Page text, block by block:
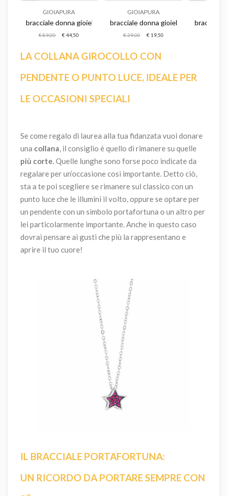
gioiello donna happytag
GIOIAPURA
bracciale donna gioiello gioiapura argento 925
€ 89,00 € 44,50
GIOIAPURA
bracciale donna gioielli gioiapura
€ 39,00 € 19,50
bracciale
LA COLLANA GIROCOLLO CON
PENDENTE O PUNTO LUCE, IDEALE PER
LE OCCASIONI SPECIALI
Se come regalo di laurea alla tua fidanzata vuoi donare
una collana, il consiglio è quello di rimanere su quelle
più corte. Quelle lunghe sono forse poco indicate da
regalare per un’occasione così importante. Detto ciò,
sta a te poi scegliere se rimanere sul classico con un
punto luce che le illumini il volto, oppure se optare per
un pendente con un simbolo portafortuna o un altro per
lei particolarmente importante. Anche in questo caso
dovrai pensare ai gusti che più la rappresentano e
aprire il tuo cuore!
IL BRACCIALE PORTAFORTUNA:
UN RICORDO DA PORTARE SEMPRE CON